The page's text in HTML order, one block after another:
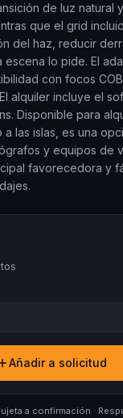
de luz natural
que el grid
del haz, reducir
escena lo pide. El
con focos
alquiler incluye el
Disponible para
las islas, es una
y equipos de
favorecedora y
Añadir a solicitud
a confirmación ·